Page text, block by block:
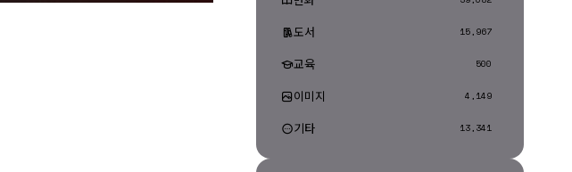
도서 15,967
교육 500
이미지 4,149
기타 13,341